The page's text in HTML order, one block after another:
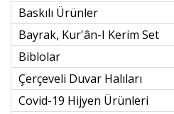
Baskılı Ürünler
Bayrak, Kur'ân-I Kerim Set
Biblolar
Çerçeveli Duvar Halıları
Covid-19 Hijyen Ürünleri